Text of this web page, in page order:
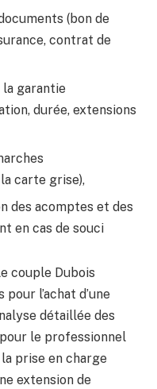
(bon de
contrat de
garantie
durée, extensions
carte grise),
des acomptes et des
en cas de souci
couple Dubois
l’achat d’une
détaillée des
le professionnel
prise en charge
extension de